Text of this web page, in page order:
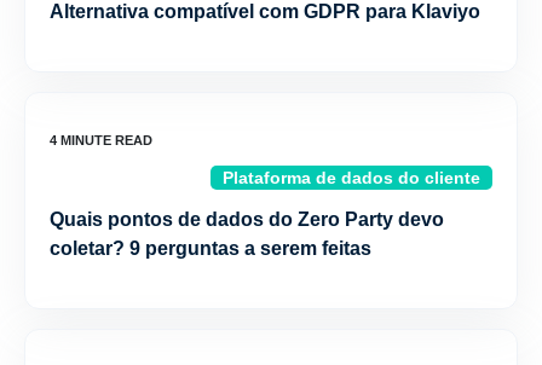
Alternativa compatível com GDPR para Klaviyo
Plataforma de dados do cliente
Quais pontos de dados do Zero Party devo
coletar? 9 perguntas a serem feitas